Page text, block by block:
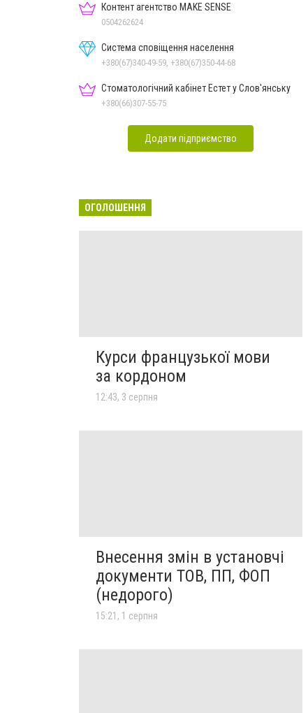
Контент агентство MAKE SENSE
0504262624
Система сповіщення населення
+380(67)340-49-59, +380(67)350-44-68
Стоматологічний кабінет Естет у Слов'янську
+380(66)307-55-75
Додати підприємство
ОГОЛОШЕННЯ
Курси французької мови
за кордоном
12:43, 3 серпня
Внесення змін в установчі
документи ТОВ, ПП, ФОП
(недорого)
15:21, 1 серпня